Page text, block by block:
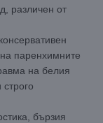
различен от
паренхимните
на белия
бързия